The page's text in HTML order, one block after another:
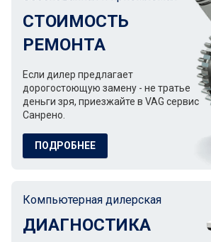
СТОИМОСТЬ
РЕМОНТА
Если дилер предлагает
дорогостоющую замену - не тратье
деньги зря, приезжайте в VAG сервис
Санрено.
ПОДРОБНЕЕ
Компьютерная дилерская
ДИАГНОСТИКА